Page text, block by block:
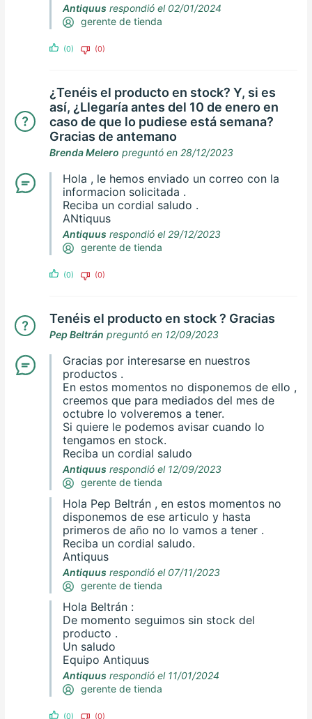
Antiquus respondió el 02/01/2024
gerente de tienda
(0) (0)
¿Tenéis el producto en stock? Y, si es
así, ¿Llegaría antes del 10 de enero en
caso de que lo pudiese está semana?
Gracias de antemano
Brenda Melero preguntó en 28/12/2023
Hola , le hemos enviado un correo con la
informacion solicitada .
Reciba un cordial saludo .
ANtiquus
Antiquus respondió el 29/12/2023
gerente de tienda
(0) (0)
Tenéis el producto en stock ? Gracias
Pep Beltrán preguntó en 12/09/2023
Gracias por interesarse en nuestros
productos .
En estos momentos no disponemos de ello ,
creemos que para mediados del mes de
octubre lo volveremos a tener.
Si quiere le podemos avisar cuando lo
tengamos en stock.
Reciba un cordial saludo
Antiquus respondió el 12/09/2023
gerente de tienda
Hola Pep Beltrán , en estos momentos no
disponemos de ese articulo y hasta
primeros de año no lo vamos a tener .
Reciba un cordial saludo.
Antiquus
Antiquus respondió el 07/11/2023
gerente de tienda
Hola Beltrán :
De momento seguimos sin stock del
producto .
Un saludo
Equipo Antiquus
Antiquus respondió el 11/01/2024
gerente de tienda
(0) (0)